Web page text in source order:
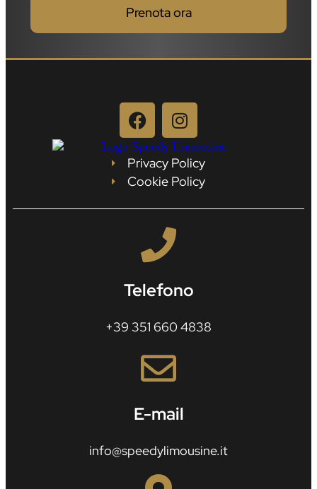
Prenota ora
Privacy Policy
Cookie Policy
Telefono
+39 351 660 4838
E-mail
info@speedylimousine.it